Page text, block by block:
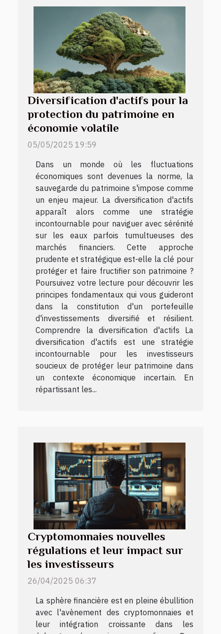
Diversification d'actifs pour la
protection du patrimoine en
économie volatile
05/05/2025 19:59
Dans un monde où les fluctuations
économiques sont devenues la norme, la
sauvegarde du patrimoine s'impose comme
un enjeu majeur. La diversification d'actifs
apparaît alors comme une stratégie
incontournable pour naviguer avec sérénité
sur les eaux parfois tumultueuses des
marchés financiers. Cette approche
prudente et stratégique est-elle la clé pour
protéger et faire fructifier son patrimoine ?
Poursuivez votre lecture pour découvrir les
principes fondamentaux qui vous guideront
dans la constitution d'un portefeuille
d'investissements diversifié et résilient.
Comprendre la diversification d'actifs La
diversification d'actifs est une stratégie
incontournable pour les investisseurs
soucieux de protéger leur patrimoine dans
un contexte économique incertain. En
répartissant les...
Cryptomonnaies nouvelles
régulations et leur impact sur
les investisseurs
26/04/2025 06:37
La sphère financière est en pleine ébullition
avec l'avènement des cryptomonnaies et
leur intégration croissante dans les